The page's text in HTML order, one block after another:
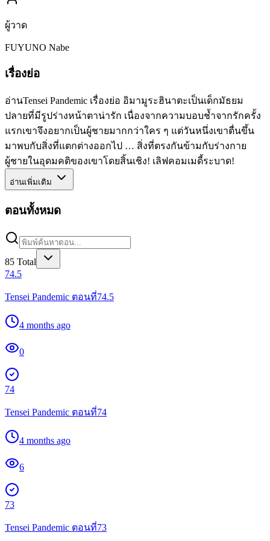
ผู้วาด
FUYUNO Nabe
เรื่องย่อ
อ่านTensei Pandemic เรื่องย่อ อิมามูระฮินาตะเป็นเด็กมัธยม
ปลายที่มีรูปร่างหน้าตาน่ารัก เนื่องจากความบอบช้ำจากรักครั้ง
แรกเขาจึงอยากเป็นผู้ชายมากกว่าใคร ๆ แต่วันหนึ่งเขาตื่นขึ้น
มาพบกับสิ่งที่แตกต่างออกไป … สิ่งที่ตรงกันข้ามกับร่างกาย
ผู้ชายในอุดมคติของเขาโดยสิ้นเชิง! เลิฟคอมเมดี้ระบาด!
อ่านเพิ่มเติม
ตอนทั้งหมด
85 Total
74.5
Tensei Pandemic ตอนที่74.5
4 months ago
0
74
Tensei Pandemic ตอนที่74
4 months ago
6
73
Tensei Pandemic ตอนที่73